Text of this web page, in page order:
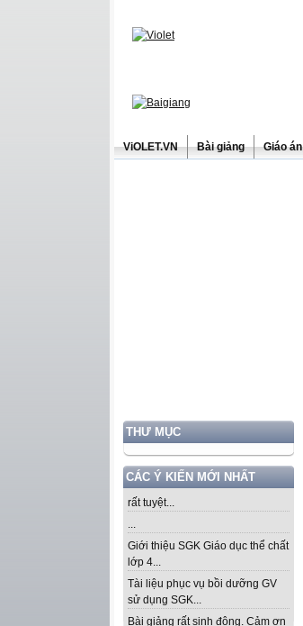
ViOLET.VN Bài giảng Giáo án
THƯ MỤC
CÁC Ý KIẾN MỚI NHẤT
rất tuyệt...
...
Giới thiệu SGK Giáo dục thể chất
lớp 4...
Tài liệu phục vụ bồi dưỡng GV
sử dụng SGK...
Bài giảng rất sinh động. Cảm ơn